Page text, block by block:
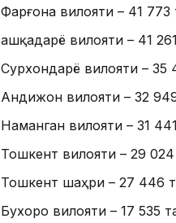
Фарғона вилояти – 41 773
Қашқадарё вилояти – 41
Сурхондарё вилояти – 35
Андижон вилояти – 32
Наманган вилояти – 31
Тошкент вилояти – 29
Тошкент шаҳри – 27 446
Бухоро вилояти – 17 535